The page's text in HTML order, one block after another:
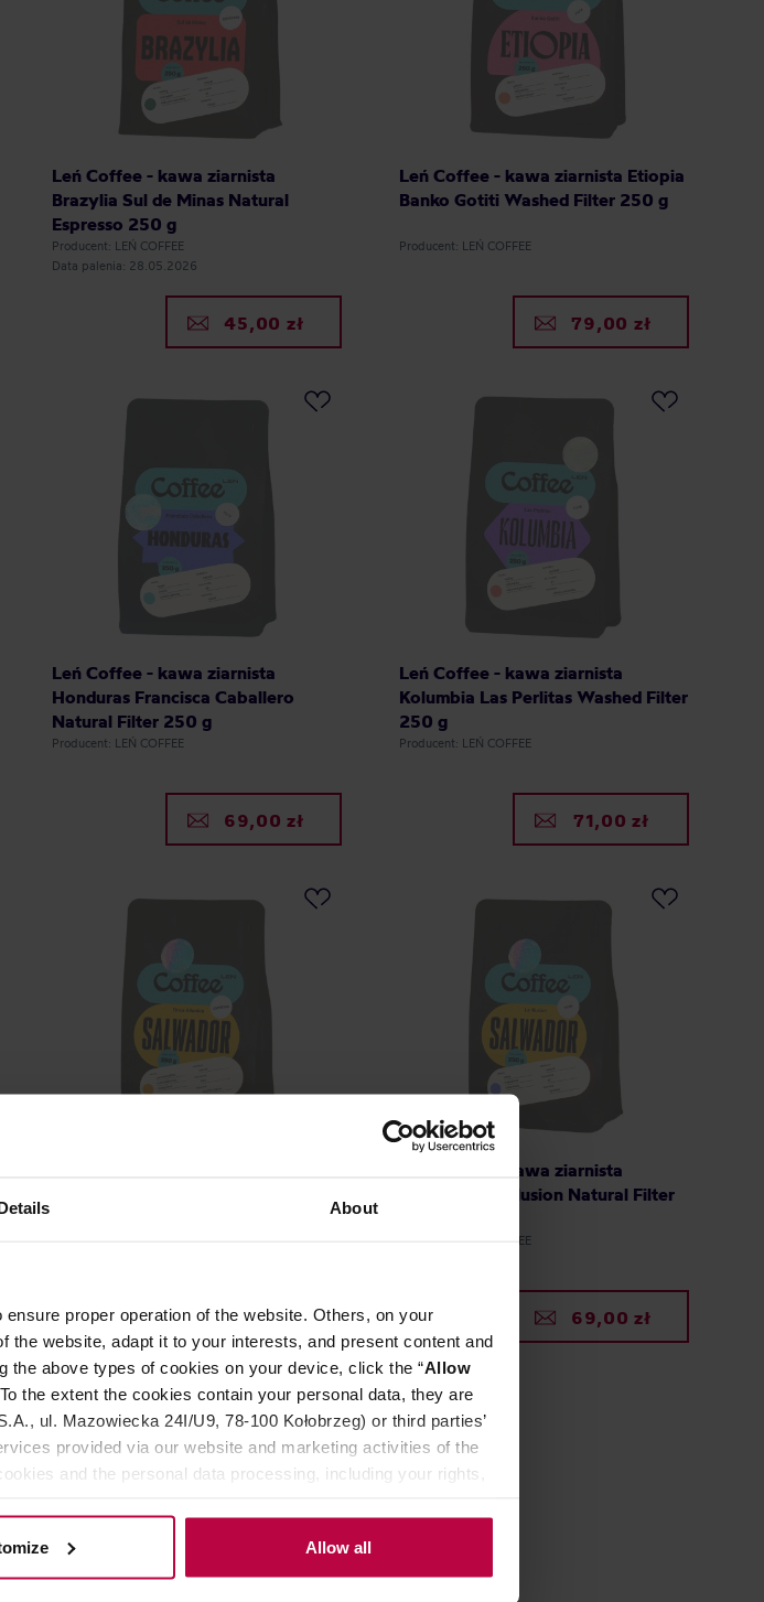
About
proper operation of the website. Others, on your
website, adapt it to your interests, and present content and
above types of cookies on your device, click the “Allow
the extent the cookies contain your personal data, they are
ul. Mazowiecka 24I/U9, 78-100 Kołobrzeg) or third parties’
provided via our website and marketing activities of the
and the personal data processing, including your rights,
Allow all
Leń Coffee - kawa ziarnista
Brazylia Sul de Minas Natural
Espresso 250 g
Producent: LEŃ COFFEE
Data palenia: 28.05.2026
45,00 zł
Leń Coffee - kawa ziarnista Etiopia
Banko Gotiti Washed Filter 250 g
Producent: LEŃ COFFEE
79,00 zł
Leń Coffee - kawa ziarnista
Honduras Francisca Caballero
Natural Filter 250 g
Producent: LEŃ COFFEE
69,00 zł
Leń Coffee - kawa ziarnista
Kolumbia Las Perlitas Washed Filter
250 g
Producent: LEŃ COFFEE
71,00 zł
54,00 zł
Leń Coffee - kawa ziarnista
Salwador La Illusion Natural Filter
Producent: LEŃ COFFEE
69,00 zł